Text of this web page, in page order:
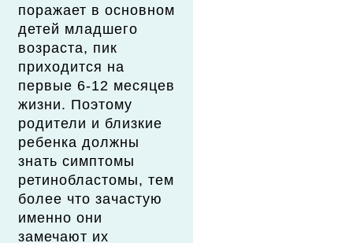
поражает в основном
детей младшего
возраста, пик
приходится на
первые 6-12 месяцев
жизни. Поэтому
родители и близкие
ребенка должны
знать симптомы
ретинобластомы, тем
более что зачастую
именно они
замечают их